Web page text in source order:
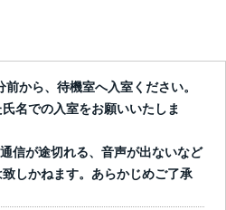
から、待機室へ入室ください。
名での入室をお願いいたしま
信が途切れる、音声が出ないなど
しかねます。あらかじめご了承